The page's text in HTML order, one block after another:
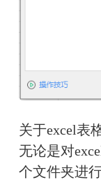
关于excel表
无论是对
个文件夹进